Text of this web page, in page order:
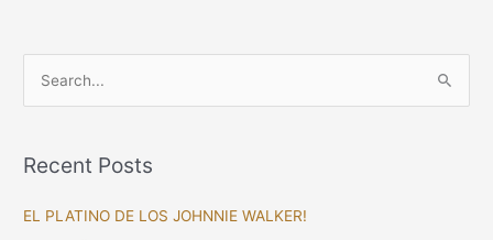
rRecent Posts
EL PLATINO DE LOS JOHNNIE WALKER!